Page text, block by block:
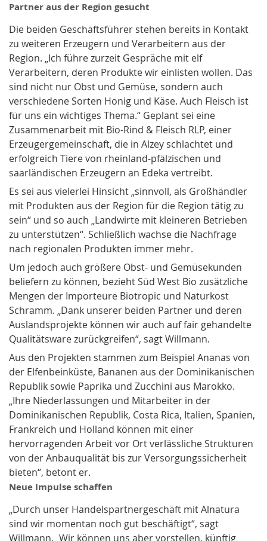
Partner aus der Region gesucht
Die beiden Geschäftsführer stehen bereits in Kontakt
zu weiteren Erzeugern und Verarbeitern aus der
Region. „Ich führe zurzeit Gespräche mit elf
Verarbeitern, deren Produkte wir einlisten wollen. Das
sind nicht nur Obst und Gemüse, sondern auch
verschiedene Sorten Honig und Käse. Auch Fleisch ist
für uns ein wichtiges Thema.“ Geplant sei eine
Zusammenarbeit mit Bio-Rind & Fleisch RLP, einer
Erzeugergemeinschaft, die in Alzey schlachtet und
erfolgreich Tiere von rheinland-pfälzischen und
saarländischen Erzeugern an Edeka vertreibt.
Es sei aus vielerlei Hinsicht „sinnvoll, als Großhändler
mit Produkten aus der Region für die Region tätig zu
sein“ und so auch „Landwirte mit kleineren Betrieben
zu unterstützen“. Schließlich wachse die Nachfrage
nach regionalen Produkten immer mehr.
Um jedoch auch größere Obst- und Gemüsekunden
beliefern zu können, bezieht Süd West Bio zusätzliche
Mengen der Importeure Biotropic und Naturkost
Schramm. „Dank unserer beiden Partner und deren
Auslandsprojekte können wir auch auf fair gehandelte
Qualitätsware zurückgreifen“, sagt Willmann.
Aus den Projekten stammen zum Beispiel Ananas von
der Elfenbeinküste, Bananen aus der Dominikanischen
Republik sowie Paprika und Zucchini aus Marokko.
„Ihre Niederlassungen und Mitarbeiter in der
Dominikanischen Republik, Costa Rica, Italien, Spanien,
Frankreich und Holland können mit einer
hervorragenden Arbeit vor Ort verlässliche Strukturen
von der Anbauqualität bis zur Versorgungssicherheit
bieten“, betont er.
Neue Impulse schaffen
„Durch unser Handelspartnergeschäft mit Alnatura
sind wir momentan noch gut beschäftigt“, sagt
Willmann. „Wir können uns aber vorstellen, künftig